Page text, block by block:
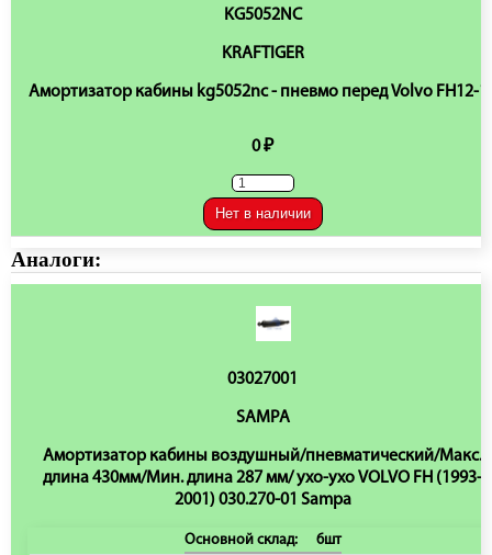
KG5052NC
KRAFTIGER
Амортизатор кабины kg5052nc - пневмо перед Volvo FH12-
0 ₽
Нет в наличии
Аналоги:
03027001
SAMPA
Амортизатор кабины воздушный/пневматический/Макс.
длина 430мм/Мин. длина 287 мм/ ухо-ухо VOLVO FH (1993-
2001) 030.270-01 Sampa
Основной склад: 6шт